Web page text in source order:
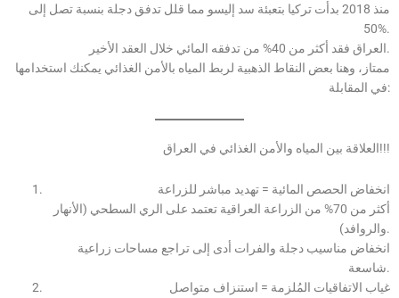
منذ 2018 بدأت تركيا بتعبئة سد إليسو مما قلل تدفق دجلة بنسبة تصل إلى
50%.
العراق فقد أكثر من 40% من تدفقه المائي خلال العقد الأخير.
ممتاز، وهنا بعض النقاط الذهبية لربط المياه بالأمن الغذائي يمكنك استخدامها
في المقابلة:
العلاقة بين المياه والأمن الغذائي في العراق!!!
انخفاض الحصص المائية = تهديد مباشر للزراعة
أكثر من 70% من الزراعة العراقية تعتمد على الري السطحي (الأنهار
والروافد).
انخفاض مناسيب دجلة والفرات أدى إلى تراجع مساحات زراعية
شاسعة.
غياب الاتفاقيات المُلزمة = استنزاف متواصل